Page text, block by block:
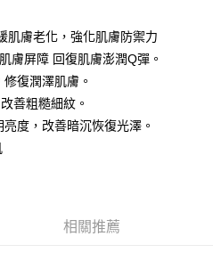
)免運費
免運費
肌膚老化，強化肌膚防禦力
膚屏障 回復肌膚澎潤Q彈。
復潤澤肌膚。
善粗糙細紋。
度，改善暗沉恢復光澤。
相關推薦